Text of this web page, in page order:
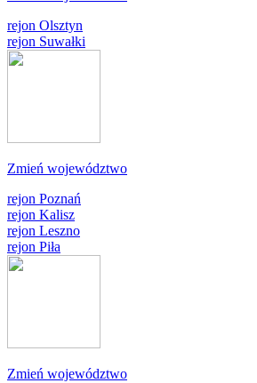
rejon Olsztyn
rejon Suwałki
Zmień województwo
rejon Poznań
rejon Kalisz
rejon Leszno
rejon Piła
Zmień województwo